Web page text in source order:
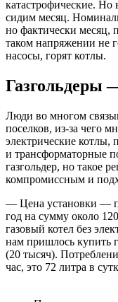
катастрофические. Но
сидим месяц.
но фактически месяц,
таком напряжении не
насосы, горят котлы.
Газгольдеры
Люди во многом
поселков, из-за чего
электрические котлы,
и трансформаторные
газгольдер, но такое
компромиссным и
— Цена установки —
год на сумму около
газовый котел без
нам пришлось купить
(20 тысяч).
час, это 72 литра в